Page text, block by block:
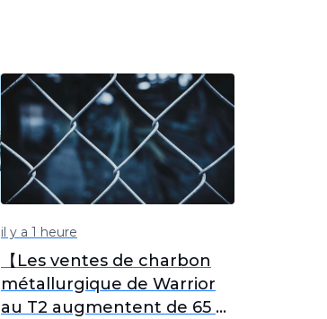
il y a 1 heure
【Les ventes de charbon
métallurgique de Warrior
au T2 augmentent de 65 %